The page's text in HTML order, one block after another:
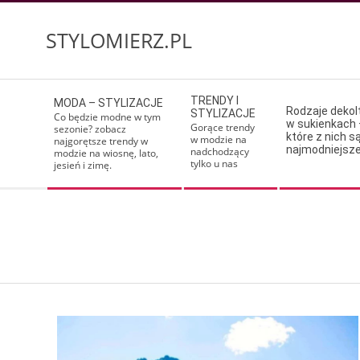
STYLOMIERZ.PL
Navigation
Menu
MODA – STYLIZACJE
Co będzie modne w tym
sezonie? zobacz
najgorętsze trendy w
modzie na wiosnę, lato,
jesień i zimę.
TRENDY I
STYLIZACJE
Gorące trendy
w modzie na
nadchodzący
tylko u nas
Rodzaje
w sukienkach
które z nich są